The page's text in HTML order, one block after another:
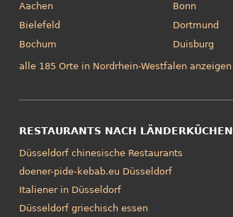
Aachen
Bielefeld
Bochum
Bonn
Dortmund
Duisburg
alle 185 Orte in Nordrhein-Westfalen anzeigen
RESTAURANTS NACH LÄNDERKÜCHEN
Düsseldorf chinesische Restaurants
doener-pide-kebab.eu Düsseldorf
Italiener in Düsseldorf
Düsseldorf griechisch essen